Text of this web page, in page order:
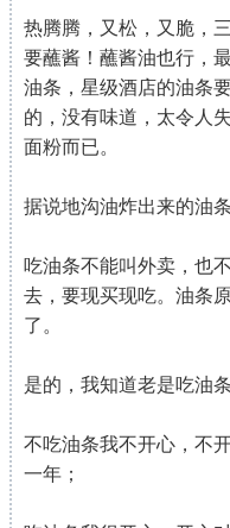
热腾腾，又松，又脆，
要蘸酱！蘸酱油也行，
油条，星级酒店的油条
的，没有味道，太令人
面粉而已。
据说地沟油炸出来的油条
吃油条不能叫外卖，也
去，要现买现吃。油条
了。
是的，我知道老是吃油
不吃油条我不开心，不
一年；